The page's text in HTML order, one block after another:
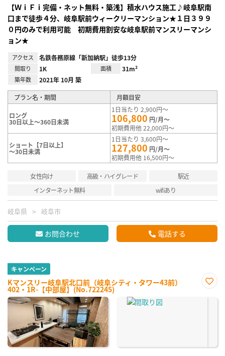
【ＷｉＦｉ完備・ネット無料・築浅】積水ハウス施工♪岐阜駅南
口まで徒歩４分、岐阜駅前ウィークリーマンション★１日３９９
０円のみで利用可能 初期費用割安な岐阜駅前マンスリーマンシ
ョン★
アクセス 名鉄各務原線「新加納駅」徒歩13分
間取り 1K 面積 31m²
築年数 2021年 10月 築
プラン名・期間 月額目安
ロング
30日以上～360日未満
1日当たり 2,900円～
106,800 円/月～
初期費用他 22,000円～
ショート【7日以上】
～30日未満
1日当たり 3,600円～
127,800 円/月～
初期費用他 16,500円～
女性向け 高級・ハイグレード
駅近
インターネット無料
wifiあり
岐阜県 岐阜市
お問合わせ 電話する
キャンペーン
Kマンスリー岐阜駅北口前（岐阜シティ・タワー43前）
402・1R-【中部屋】(No.722245)
に入